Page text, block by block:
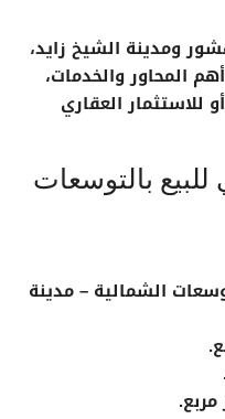
ومدينة الشيخ زايد،
المحاور والخدمات،
للاستثمار العقاري
بالتوسعات
الشمالية – مدينة
.
.